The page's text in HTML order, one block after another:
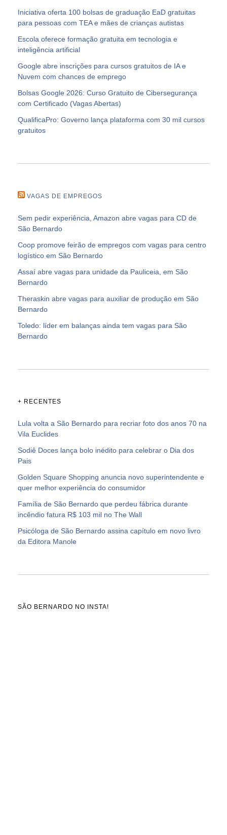
Iniciativa oferta 100 bolsas de graduação EaD gratuitas
para pessoas com TEA e mães de crianças autistas
Escola oferece formação gratuita em tecnologia e
inteligência artificial
Google abre inscrições para cursos gratuitos de IA e
Nuvem com chances de emprego
Bolsas Google 2026: Curso Gratuito de Cibersegurança
com Certificado (Vagas Abertas)
QualificaPro: Governo lança plataforma com 30 mil cursos
gratuitos
VAGAS DE EMPREGOS
Sem pedir experiência, Amazon abre vagas para CD de
São Bernardo
Coop promove feirão de empregos com vagas para centro
logístico em São Bernardo
Assaí abre vagas para unidade da Pauliceia, em São
Bernardo
Theraskin abre vagas para auxiliar de produção em São
Bernardo
Toledo: líder em balanças ainda tem vagas para São
Bernardo
+ RECENTES
Lula volta a São Bernardo para recriar foto dos anos 70 na
Vila Euclides
Sodiê Doces lança bolo inédito para celebrar o Dia dos
Pais
Golden Square Shopping anuncia novo superintendente e
quer melhor experiência do consumidor
Família de São Bernardo que perdeu fábrica durante
incêndio fatura R$ 103 mil no The Wall
Psicóloga de São Bernardo assina capítulo em novo livro
da Editora Manole
SÃO BERNARDO NO INSTA!